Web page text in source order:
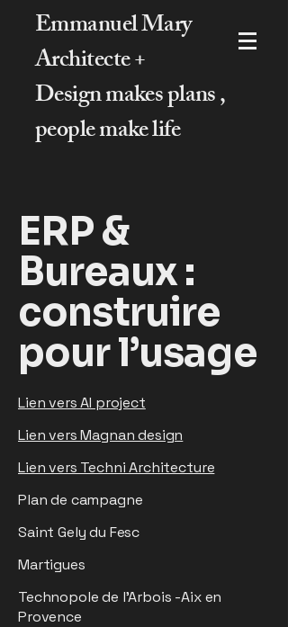
Emmanuel Mary
Architecte +
Design makes plans ,
people make life
ERP &
Bureaux :
construire
pour l’usage
Lien vers AI project
Lien vers Magnan design
Lien vers Techni Architecture
Plan de campagne
Saint Gely du Fesc
Martigues
Technopole de l'Arbois -Aix en
Provence